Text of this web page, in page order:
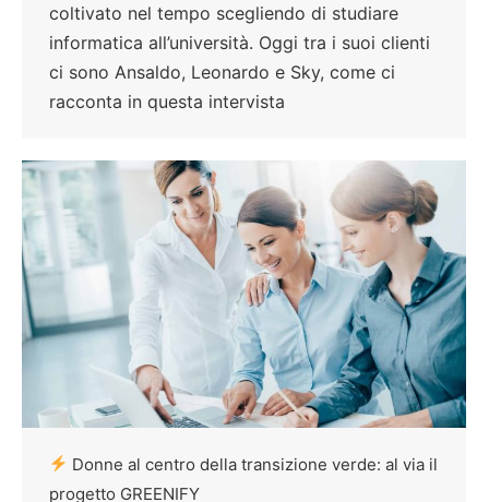
coltivato nel tempo scegliendo di studiare
informatica all’università. Oggi tra i suoi clienti
ci sono Ansaldo, Leonardo e Sky, come ci
racconta in questa intervista
Donne al centro della transizione verde: al via il
progetto GREENIFY